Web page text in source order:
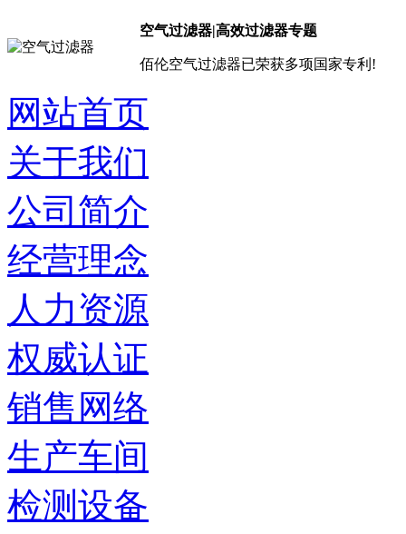
空气过滤器|高效过滤器专题
佰伦空气过滤器已荣获多项国家专利!
网站首页
关于我们
公司简介
经营理念
人力资源
权威认证
销售网络
生产车间
检测设备